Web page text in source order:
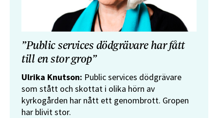
”Public services dödgrävare har fått
till en stor grop”
Ulrika Knutson: Public services dödgrävare
som stått och skottat i olika hörn av
kyrkogården har nått ett genombrott. Gropen
har blivit stor.